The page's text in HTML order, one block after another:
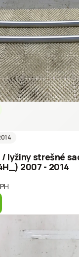
lyžiny strešné
2007 - 2014